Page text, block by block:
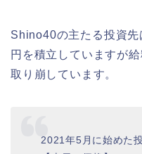
Shino40の主たる投資
円を積立していますが
取り崩しています。
2021年5月に始めた